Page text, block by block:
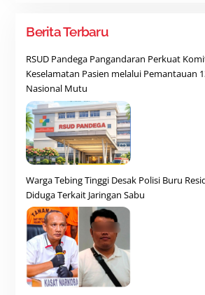
Berita Terbaru
RSUD Pandega Pangandaran Perkuat
Keselamatan Pasien melalui Pemantauan
Nasional Mutu
Warga Tebing Tinggi Desak Polisi Buru
Diduga Terkait Jaringan Sabu